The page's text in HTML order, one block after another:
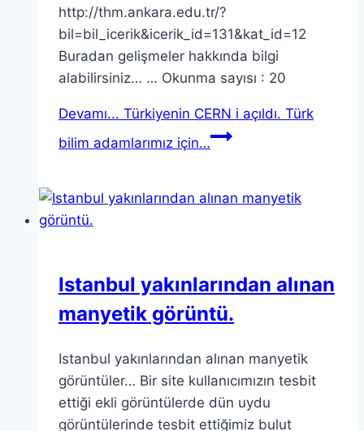
http://thm.ankara.edu.tr/?
bil=bil_icerik&icerik_id=131&kat_id=12
Buradan gelişmeler hakkında bilgi
alabilirsiniz… … Okunma sayısı : 20
Devamı... Türkiyenin CERN i açıldı. Türk
bilim adamlarımız için…
Istanbul yakınlarından alınan
manyetik görüntü.
Istanbul yakınlarından alınan manyetik
görüntüler… Bir site kullanıcımızın tesbit
ettiği ekli görüntülerde dün uydu
görüntülerinde tesbit ettiğimiz bulut